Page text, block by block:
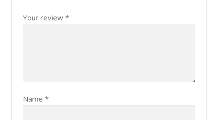
Your review *
Name *